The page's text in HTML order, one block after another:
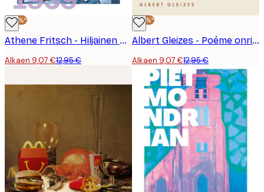
-30%*
Athene Fritsch - Hiljainen Kuun Vartija Juliste
Alkaen 9,07 €12,95 €
-30%*
Albert Gleizes - Poéme onrique Juliste
Alkaen 9,07 €12,95 €